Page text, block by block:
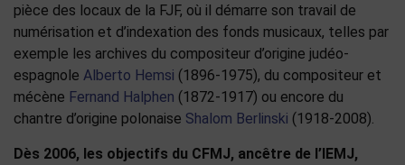
pièce des locaux de la FJF, où il démarre son travail de
numérisation et d’indexation des fonds musicaux, telles par
exemple les archives du compositeur d’origine judéo-
espagnole Alberto Hemsi (1896-1975), du compositeur et
mécène Fernand Halphen (1872-1917) ou encore du
chantre d’origine polonaise Shalom Berlinski (1918-2008).
Dès 2006, les objectifs du CFMJ, ancêtre de l’IEMJ,